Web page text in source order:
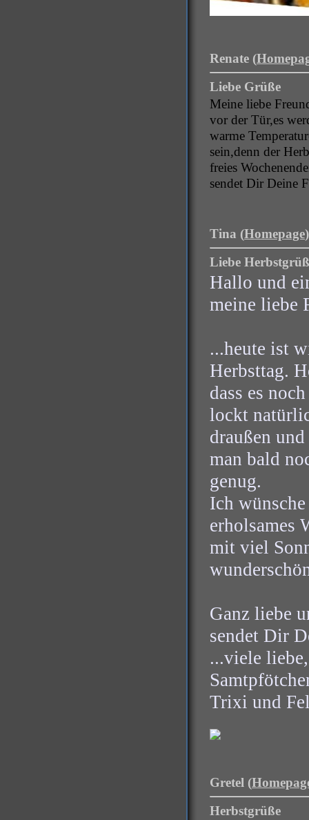
Renate (
Liebe Grüße
Meine liebe
vor der Tür,es
warme
sein,denn der
freies Wochenende
sendet Dir Deine
Tina (Homepage
Liebe
Hallo und
meine liebe
...heute ist
Herbsttag.
dass es
lockt
draußen
man bald
genug.
Ich
erholsames
mit viel
Ganz liebe
sendet Dir
...viele
Trixi und
Gretel (
Herbstgrüße